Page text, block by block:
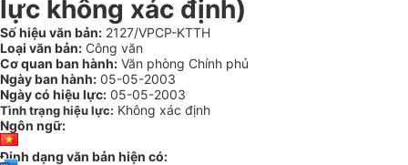
lực không xác định)
Số hiệu văn bản: 2127/VPCP-KTTH
Loại văn bản: Công văn
Cơ quan ban hành: Văn phòng Chính phủ
Ngày ban hành: 05-05-2003
Ngày có hiệu lực: 05-05-2003
Tình trạng hiệu lực: Không xác định
Ngôn ngữ:
Định dạng văn bản hiện có: